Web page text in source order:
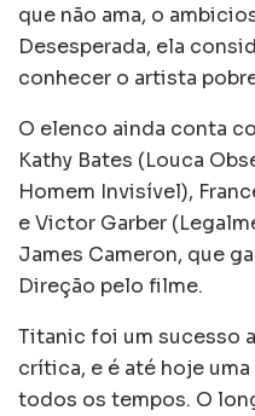
que não ama, o
Desesperada, ela
conhecer o artista
O elenco ainda conta
Kathy Bates (Louca
Homem Invisível),
e Victor Garber
James Cameron, que
Direção pelo filme.
Titanic foi um sucesso
crítica, e é até hoje
todos os tempos. O